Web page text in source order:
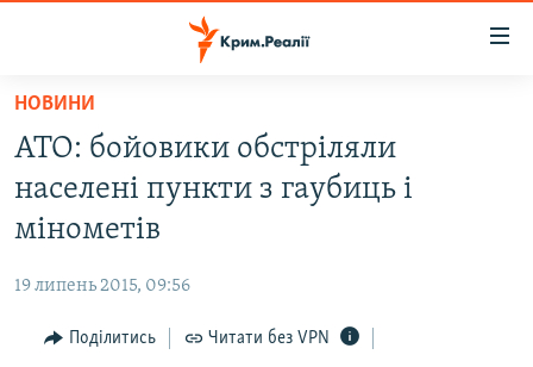
Перейти
основного
матеріалу
Перейти
до
основної
Перейти
НОВИНИ
ВІДЕО ТА ФОТО
БЛОГИ
ПОГЛЯД
НОВИНИ
АТО: бойовики обстріляли
населені пункти з гаубиць і
мінометів
19 липень 2015, 09:56
Поділитись Читати без VPN